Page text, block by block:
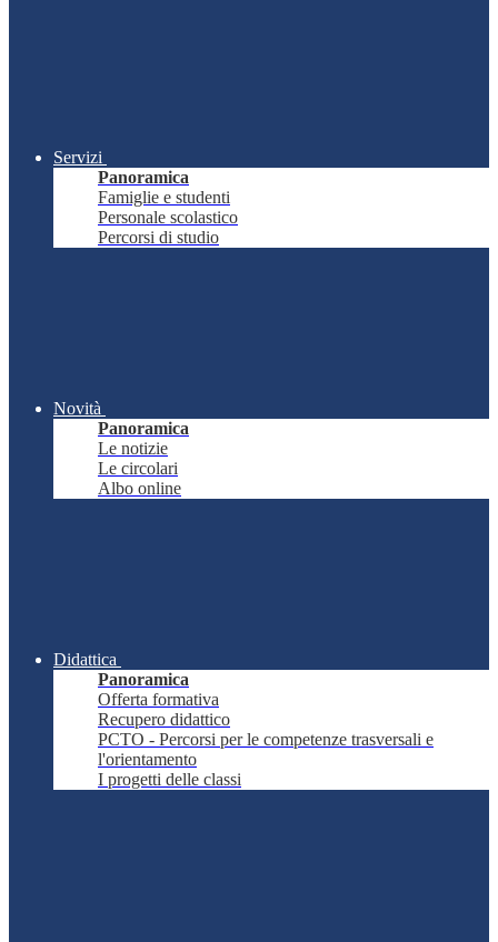
Servizi
Panoramica
Famiglie e studenti
Personale scolastico
Percorsi di studio
Novità
Panoramica
Le notizie
Le circolari
Albo online
Didattica
Panoramica
Offerta formativa
Recupero didattico
PCTO - Percorsi per le competenze trasversali e
l'orientamento
I progetti delle classi